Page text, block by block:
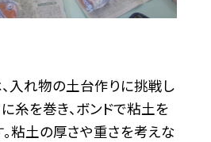
入れ物の土台作りに挑戦し
糸を巻き、ボンドで粘土を
。粘土の厚さや重さを考えな